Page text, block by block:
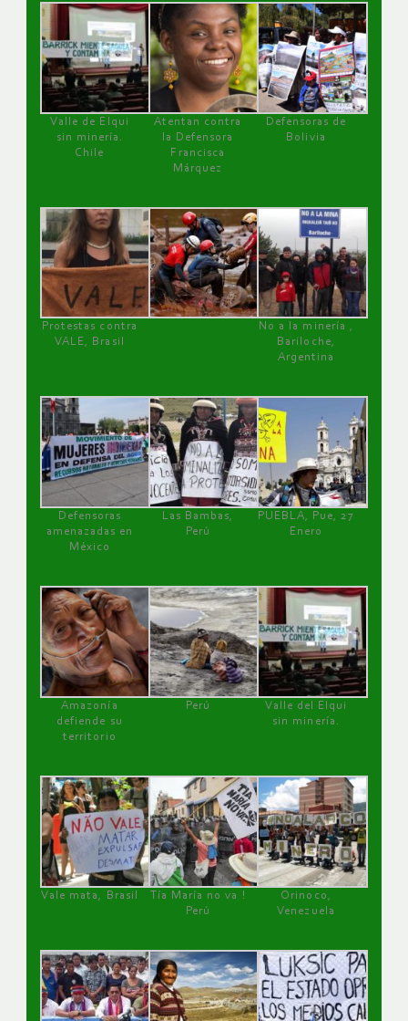
Valle de Elqui
sin minería.
Chile
Atentan contra
la Defensora
Francisca
Márquez
Defensoras de
Bolivia
Protestas contra
VALE, Brasil
No a la minería ,
Bariloche,
Argentina
Defensoras
amenazadas en
México
Las Bambas,
Perú
PUEBLA, Pue, 27
Enero
Amazonía
defiende su
territorio
Perú
Valle del Elqui
sin minería.
Vale mata, Brasil
Tía María no va !
Perú
Orinoco,
Venezuela